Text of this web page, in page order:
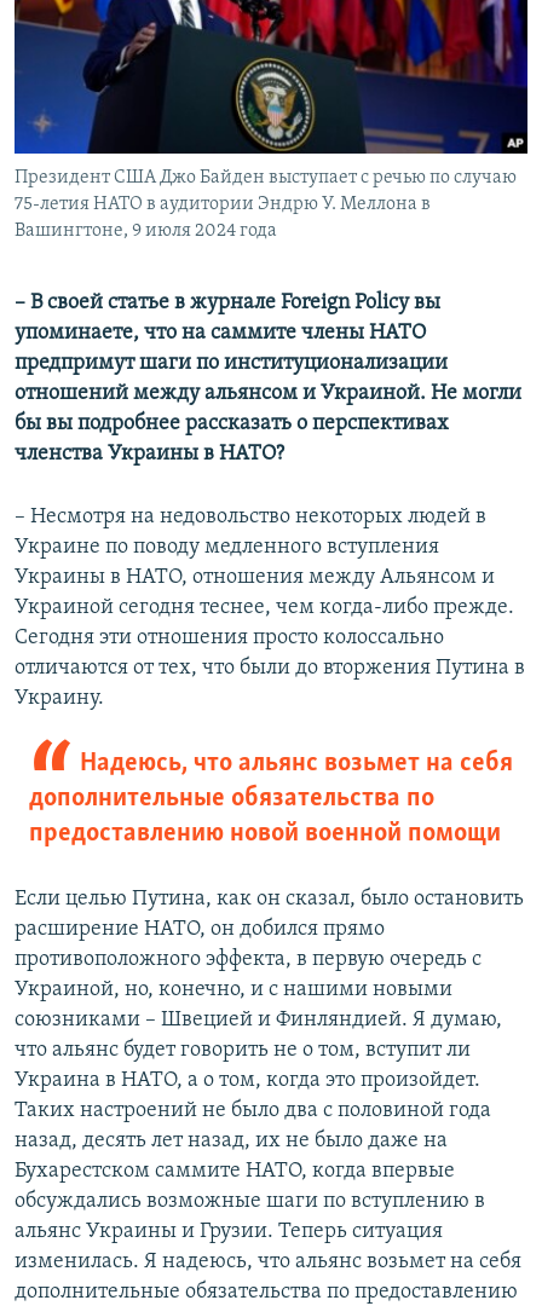
Президент США Джо Байден выступает с речью по случаю
75-летия НАТО в аудитории Эндрю У. Меллона в
Вашингтоне, 9 июля 2024 года
– В своей статье в журнале Foreign Policy вы
упоминаете, что на саммите члены НАТО
предпримут шаги по институционализации
отношений между альянсом и Украиной. Не могли
бы вы подробнее рассказать о перспективах
членства Украины в НАТО?
– Несмотря на недовольство некоторых людей в
Украине по поводу медленного вступления
Украины в НАТО, отношения между Альянсом и
Украиной сегодня теснее, чем когда-либо прежде.
Сегодня эти отношения просто колоссально
отличаются от тех, что были до вторжения Путина в
Украину.
Надеюсь, что альянс возьмет на себя
дополнительные обязательства по
предоставлению новой военной помощи
Если целью Путина, как он сказал, было остановить
расширение НАТО, он добился прямо
противоположного эффекта, в первую очередь с
Украиной, но, конечно, и с нашими новыми
союзниками – Швецией и Финляндией. Я думаю,
что альянс будет говорить не о том, вступит ли
Украина в НАТО, а о том, когда это произойдет.
Таких настроений не было два с половиной года
назад, десять лет назад, их не было даже на
Бухарестском саммите НАТО, когда впервые
обсуждались возможные шаги по вступлению в
альянс Украины и Грузии. Теперь ситуация
изменилась. Я надеюсь, что альянс возьмет на себя
дополнительные обязательства по предоставлению